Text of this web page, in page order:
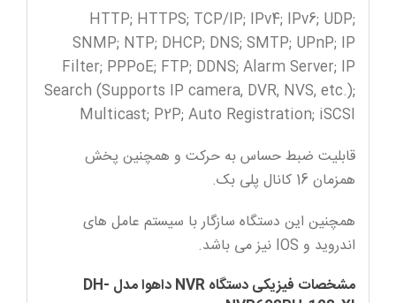
HTTP; HTTPS; TCP/IP; IPv4; IPv6; UDP;
SNMP; NTP; DHCP; DNS; SMTP; UPnP; IP
Filter; PPPoE; FTP; DDNS; Alarm Server; IP
Search (Supports IP camera, DVR, NVS, etc.);
Multicast; P2P; Auto Registration; iSCSI
قابلیت ضبط حساس به حرکت و همچنین پخش
همزمان 16 کانال پلی بک.
همچنین این دستگاه سازگار با سیستم عامل های
اندروید و IOS نیز می باشد.
مشخصات فیزیکی دستگاه NVR داهوا مدل DH-